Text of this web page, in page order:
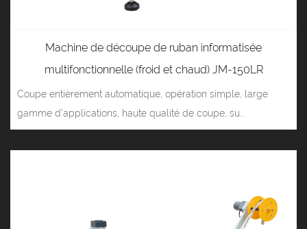
Machine de découpe de ruban informatisée
multifonctionnelle (froid et chaud) JM-150LR
Coupe entièrement automatique, opération simple, large
gamme d'applications, haute qualité de coupe, su...